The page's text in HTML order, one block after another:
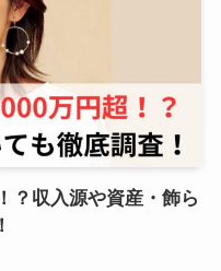
？収入源や資産・飾ら